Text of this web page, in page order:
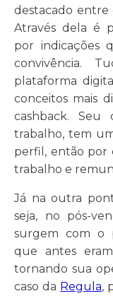
destacado
Através dela é
por indicações
convivência.
plataforma
conceitos mais
cashback.
trabalho, tem
perfil, então por
trabalho e
Já na outra
seja, no pós-
surgem com o
que antes
tornando sua
caso da Regula,